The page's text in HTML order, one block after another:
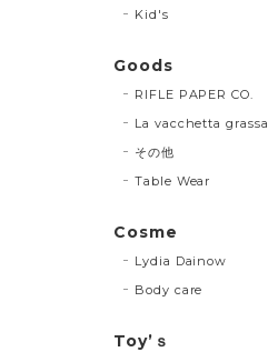
Kid's
Goods
RIFLE PAPER CO.
La vacchetta grassa
その他
Table Wear
Cosme
Lydia Dainow
Body care
Toy’ｓ